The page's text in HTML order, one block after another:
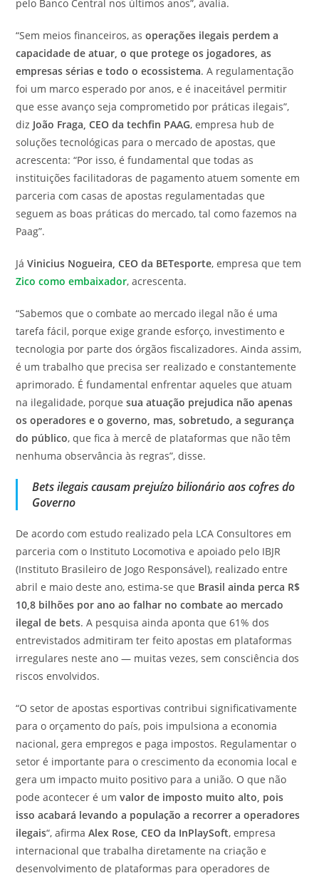
pelo Banco Central nos últimos anos”, avalia.
“Sem meios financeiros, as operações ilegais perdem a
capacidade de atuar, o que protege os jogadores, as
empresas sérias e todo o ecossistema. A regulamentação
foi um marco esperado por anos, e é inaceitável permitir
que esse avanço seja comprometido por práticas ilegais”,
diz João Fraga, CEO da techfin PAAG, empresa hub de
soluções tecnológicas para o mercado de apostas, que
acrescenta: “Por isso, é fundamental que todas as
instituições facilitadoras de pagamento atuem somente em
parceria com casas de apostas regulamentadas que
seguem as boas práticas do mercado, tal como fazemos na
Paag”.
JáVinicius Nogueira, CEO da BETesporte, empresa que tem
Zico como embaixador, acrescenta.
“Sabemos que o combate ao mercado ilegal não é uma
tarefa fácil, porque exige grande esforço, investimento e
tecnologia por parte dos órgãos fiscalizadores. Ainda assim,
é um trabalho que precisa ser realizado e constantemente
aprimorado. É fundamental enfrentar aqueles que atuam
na ilegalidade, porquesua atuação prejudica não apenas
os operadores e o governo, mas, sobretudo, a segurança
do público, que fica à mercê de plataformas que não têm
nenhuma observância às regras”, disse.
Bets ilegais causam prejuízo bilionário aos cofres do
Governo
De acordo com estudo realizado pela LCA Consultores em
parceria com o Instituto Locomotiva e apoiado pelo IBJR
(Instituto Brasileiro de Jogo Responsável), realizado entre
abril e maio deste ano, estima-se que Brasil ainda perca R$
10,8 bilhões por ano ao falhar no combate ao mercado
ilegal de bets. A pesquisa ainda aponta que 61% dos
entrevistados admitiram ter feito apostas em plataformas
irregulares neste ano — muitas vezes, sem consciência dos
riscos envolvidos.
“O setor de apostas esportivas contribui significativamente
para o orçamento do país, pois impulsiona a economia
nacional, gera empregos e paga impostos. Regulamentar o
setor é importante para o crescimento da economia local e
gera um impacto muito positivo para a união. O que não
pode acontecer é umvalor de imposto muito alto, pois
isso acabará levando a população a recorrer a operadores
ilegais“, afirmaAlex Rose, CEO da InPlaySoft, empresa
internacional que trabalha diretamente na criação e
desenvolvimento de plataformas para operadores de